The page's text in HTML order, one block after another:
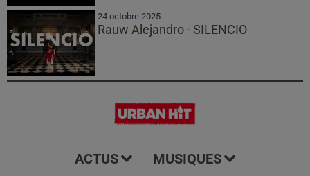
24 octobre 2025
Rauw Alejandro - SILENCIO
ACTUS MUSIQUES